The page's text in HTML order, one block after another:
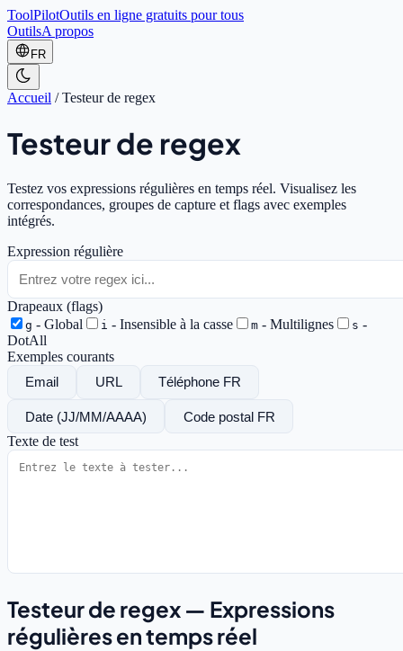
ToolPilotOutils en ligne gratuits pour tous
OutilsA propos
FR
Accueil /Testeur de regex
Testeur de regex
Testez vos expressions régulières en temps réel. Visualisez les
correspondances, groupes de capture et flags avec exemples
intégrés.
Expression régulière
Drapeaux (flags)
g - Global i - Insensible à la casse m - Multilignes s -
DotAll
Exemples courants
Email
URL Téléphone FR
Date (JJ/MM/AAAA)
Code postal FR
Texte de test
Testeur de regex — Expressions
régulières en temps réel